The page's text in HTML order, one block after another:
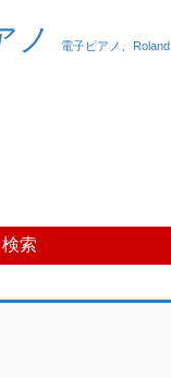
ノ 電子ピアノ、Roland
検索